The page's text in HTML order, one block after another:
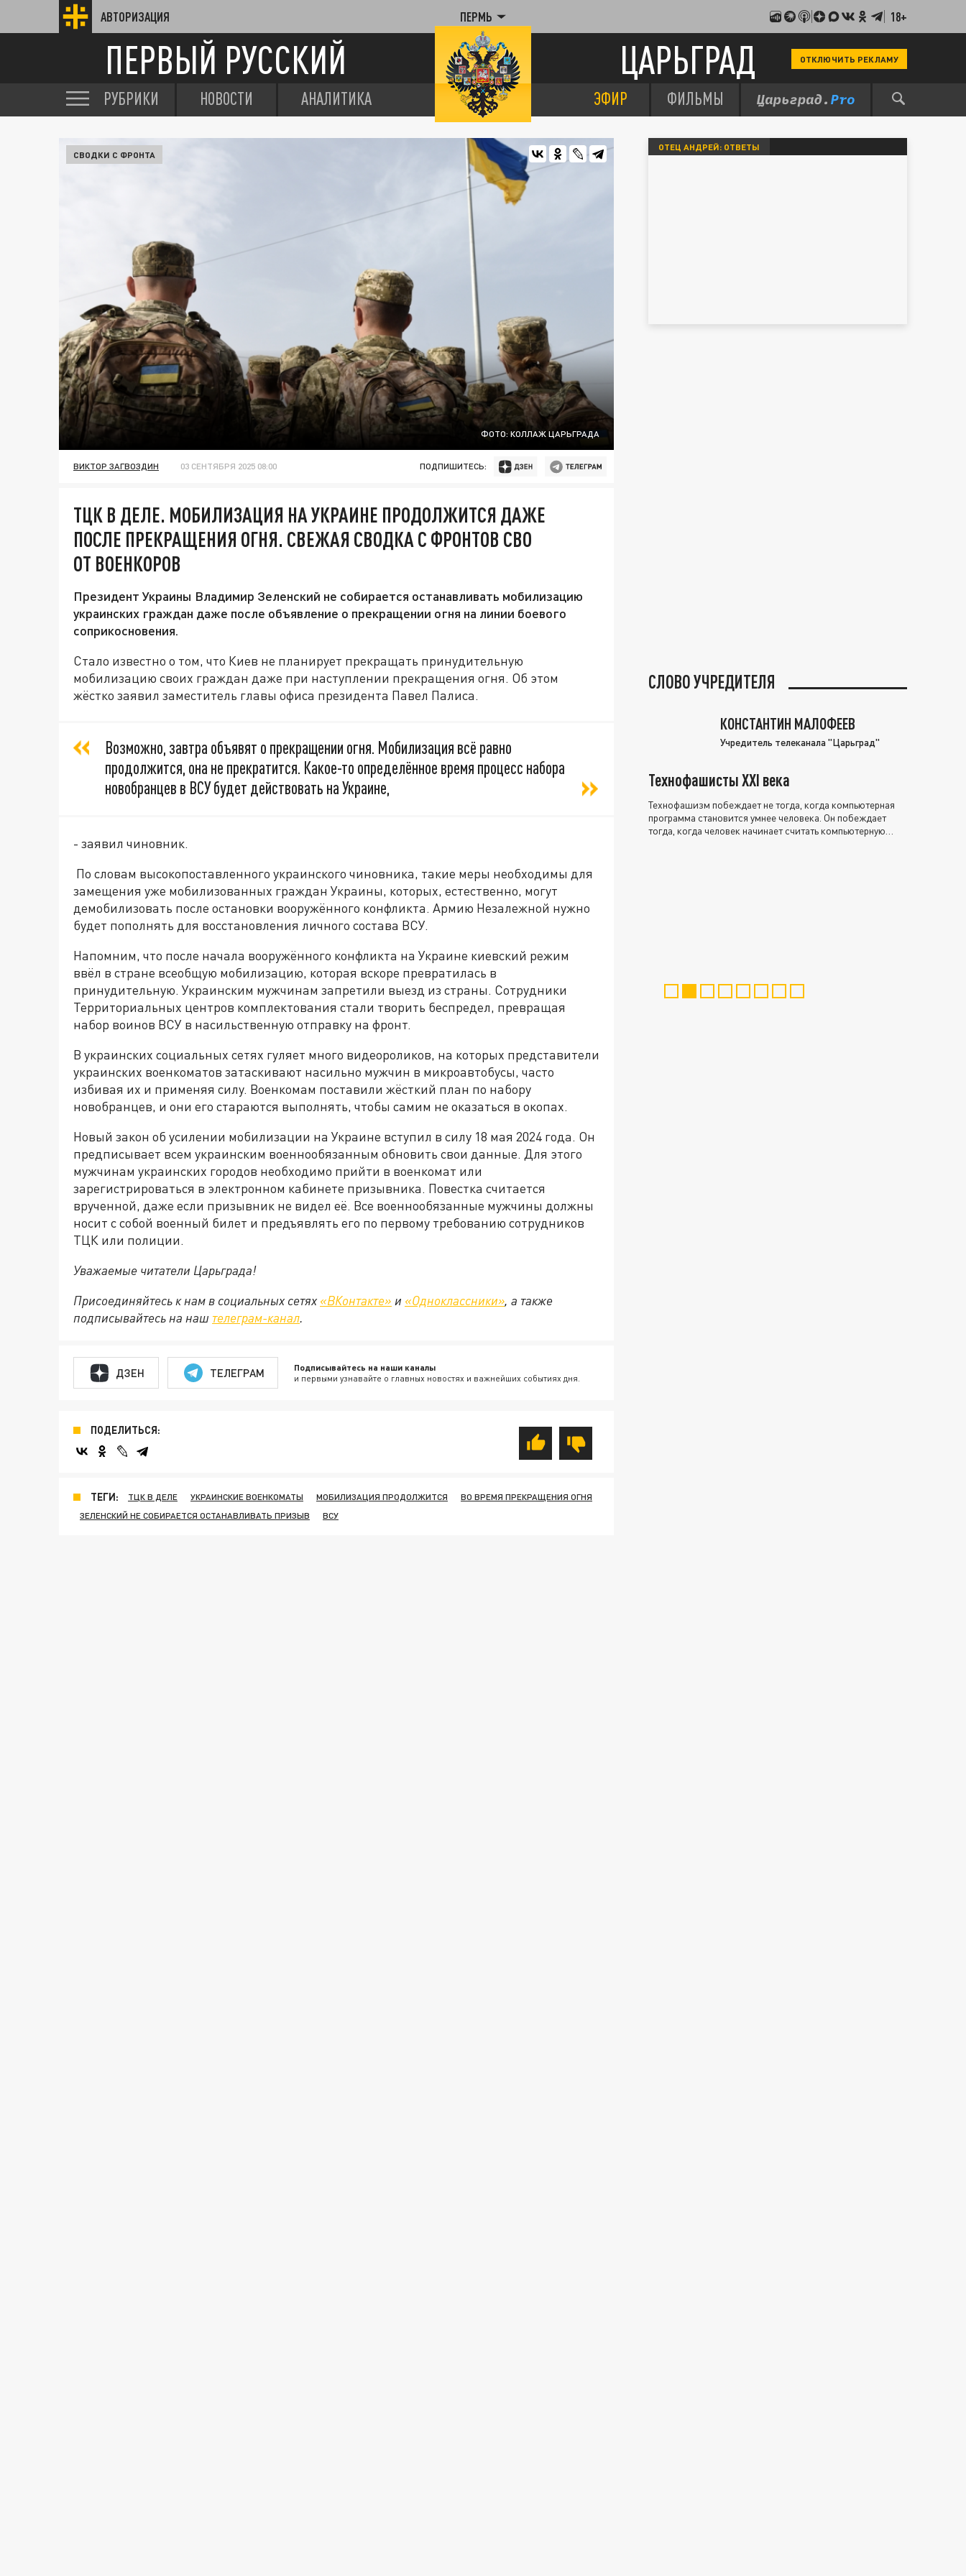
АВТОРИЗАЦИЯ ПЕРМЬ 18+
ПЕРВЫЙ РУССКИЙ ЦАРЬГРАД ОТКЛЮЧИТЬ РЕКЛАМУ
РУБРИКИ НОВОСТИ АНАЛИТИКА ЭФИР ФИЛЬМЫ
ФОТО: КОЛЛАЖ ЦАРЬГРАДА
СВОДКИ С ФРОНТА
ВИКТОР ЗАГВОЗДИН 03 СЕНТЯБРЯ 2025 08:00 ПОДПИШИТЕСЬ:
ТЦК В ДЕЛЕ. МОБИЛИЗАЦИЯ НА УКРАИНЕ ПРОДОЛЖИТСЯ ДАЖЕ
ПОСЛЕ ПРЕКРАЩЕНИЯ ОГНЯ. СВЕЖАЯ СВОДКА С ФРОНТОВ СВО
ОТ ВОЕНКОРОВ
Президент Украины Владимир Зеленский не собирается останавливать мобилизацию
украинских граждан даже после объявление о прекращении огня на линии боевого
соприкосновения.
Стало известно о том, что Киев не планирует прекращать принудительную
мобилизацию своих граждан даже при наступлении прекращения огня. Об этом
жёстко заявил заместитель главы офиса президента Павел Палиса.
Возможно, завтра объявят о прекращении огня. Мобилизация всё равно
продолжится, она не прекратится. Какое-то определённое время процесс набора
новобранцев в ВСУ будет действовать на Украине,
- заявил чиновник.
По словам высокопоставленного украинского чиновника, такие меры необходимы для
замещения уже мобилизованных граждан Украины, которых, естественно, могут
демобилизовать после остановки вооружённого конфликта. Армию Незалежной нужно
будет пополнять для восстановления личного состава ВСУ.
Напомним, что после начала вооружённого конфликта на Украине киевский режим
ввёл в стране всеобщую мобилизацию, которая вскоре превратилась в
принудительную. Украинским мужчинам запретили выезд из страны. Сотрудники
Территориальных центров комплектования стали творить беспредел, превращая
набор воинов ВСУ в насильственную отправку на фронт.
В украинских социальных сетях гуляет много видеороликов, на которых представители
украинских военкоматов затаскивают насильно мужчин в микроавтобусы, часто
избивая их и применяя силу. Военкомам поставили жёсткий план по набору
новобранцев, и они его стараются выполнять, чтобы самим не оказаться в окопах.
Новый закон об усилении мобилизации на Украине вступил в силу 18 мая 2024 года. Он
предписывает всем украинским военнообязанным обновить свои данные. Для этого
мужчинам украинских городов необходимо прийти в военкомат или
зарегистрироваться в электронном кабинете призывника. Повестка считается
врученной, даже если призывник не видел её. Все военнообязанные мужчины должны
носит с собой военный билет и предъявлять его по первому требованию сотрудников
ТЦК или полиции.
Уважаемые читатели Царьграда!
Присоединяйтесь к нам в социальных сетях «ВКонтакте» и «Одноклассники», а также
подписывайтесь на наш телеграм-канал.
ДЗЕН ТЕЛЕГРАМ Подписывайтесь на наши каналы
и первыми узнавайте о главных новостях и важнейших событиях дня.
ПОДЕЛИТЬСЯ:
ТЕГИ: ТЦК В ДЕЛЕ УКРАИНСКИЕ ВОЕНКОМАТЫ МОБИЛИЗАЦИЯ ПРОДОЛЖИТСЯ
ВО ВРЕМЯ ПРЕКРАЩЕНИЯ ОГНЯ
ЗЕЛЕНСКИЙ НЕ СОБИРАЕТСЯ ОСТАНАВЛИВАТЬ ПРИЗЫВ
ВСУ
ОТЕЦ АНДРЕЙ: ОТВЕТЫ
СЛОВО УЧРЕДИТЕЛЯ
КОНСТАНТИН МАЛОФЕЕВ
Учредитель телеканала "Царьград"
Технофашисты XXI века
Технофашизм побеждает не тогда, когда компьютерная
программа становится умнее человека. Он побеждает
тогда, когда человек начинает считать компьютерную